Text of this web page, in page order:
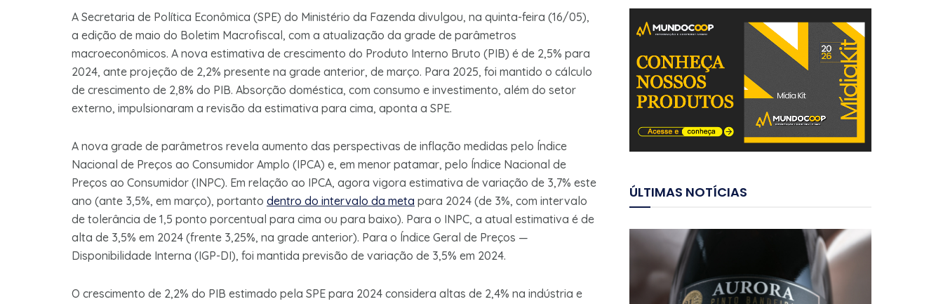
A Secretaria de Política Econômica (SPE) do Ministério da Fazenda divulgou, na quinta-feira (16/05),
a edição de maio do Boletim Macrofiscal, com a atualização da grade de parâmetros
macroeconômicos. A nova estimativa de crescimento do Produto Interno Bruto (PIB) é de 2,5% para
2024, ante projeção de 2,2% presente na grade anterior, de março. Para 2025, foi mantido o cálculo
de crescimento de 2,8% do PIB. Absorção doméstica, com consumo e investimento, além do setor
externo, impulsionaram a revisão da estimativa para cima, aponta a SPE.
A nova grade de parâmetros revela aumento das perspectivas de inflação medidas pelo Índice
Nacional de Preços ao Consumidor Amplo (IPCA) e, em menor patamar, pelo Índice Nacional de
Preços ao Consumidor (INPC). Em relação ao IPCA, agora vigora estimativa de variação de 3,7% este
ano (ante 3,5%, em março), portanto dentro do intervalo da meta para 2024 (de 3%, com intervalo
de tolerância de 1,5 ponto porcentual para cima ou para baixo). Para o INPC, a atual estimativa é de
alta de 3,5% em 2024 (frente 3,25%, na grade anterior). Para o Índice Geral de Preços —
Disponibilidade Interna (IGP-DI), foi mantida previsão de variação de 3,5% em 2024.
O crescimento de 2,2% do PIB estimado pela SPE para 2024 considera altas de 2,4% na indústria e
ÚLTIMAS NOTÍCIAS